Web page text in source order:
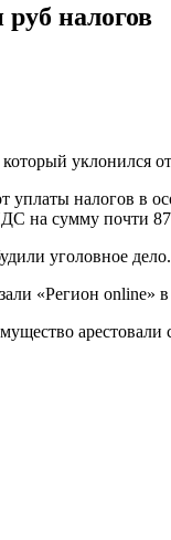
налогов
уклонился
налогов в
на сумму почти
уголовное
«Регион
арестовали